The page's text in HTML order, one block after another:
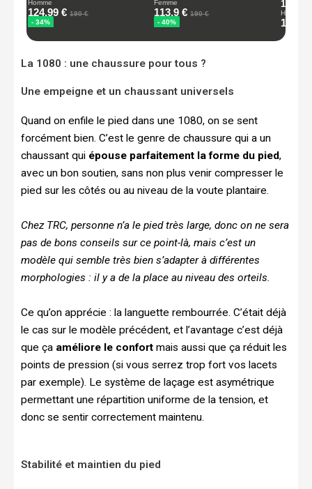
La 1080 : une chaussure pour tous ?
Une empeigne et un chaussant universels
Quand on enfile le pied dans une 1080, on se sent
forcément bien. C’est le genre de chaussure qui a un
chaussant qui épouse parfaitement la forme du pied,
avec un bon soutien, sans non plus venir compresser le
pied sur les côtés ou au niveau de la voute plantaire.
Chez TRC, personne n’a le pied très large, donc on ne sera
pas de bons conseils sur ce point-là, mais c’est un
modèle qui semble très bien s’adapter à différentes
morphologies : il y a de la place au niveau des orteils.
Ce qu’on apprécie : la languette rembourrée. C’était déjà
le cas sur le modèle précédent, et l’avantage c’est déjà
que ça améliore le confort mais aussi que ça réduit les
points de pression (si vous serrez trop fort vos lacets
par exemple). Le système de laçage est asymétrique
permettant une répartition uniforme de la tension, et
donc se sentir correctement maintenu.
Stabilité et maintien du pied